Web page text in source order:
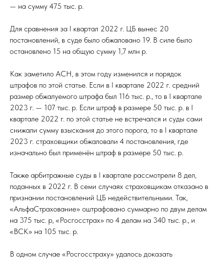
— на сумму 475 тыс. р.
Для сравнения за I квартал 2022 г. ЦБ вынес 20
постановлений, в суде было обжаловано 19. В силе было
остановлено 15 на общую сумму 1,7 млн р.
Как заметило АСН, в этом году изменился и порядок
штрафов по этой статье. Если в I квартале 2022 г. средний
размер обжалуемого штрафа был 116 тыс. р., то в I квартале
2023 г. — 107 тыс. р. Если штраф в размере 50 тыс. р. в I
квартале 2022 г. по этой статье не встречался и суды сами
снижали сумму взыскания до этого порога, то в I квартале
2023 г. страховщики обжаловали 4 постановления, где
изначально был применён штраф в размере 50 тыс. р.
Также арбитражные суды в I квартале рассмотрели 8 дел,
поданных в 2022 г. В семи случаях страховщикам отказано в
признании постановлений ЦБ недействительными. Так,
«АльфаСтрахование» оштрафовано суммарно по двум делам
на 375 тыс. р, «Росгосстрах» по 4 делам на 340 тыс. р., и
«ВСК» на 105 тыс. р.
В одном случае «Росгосстраху» удалось доказать